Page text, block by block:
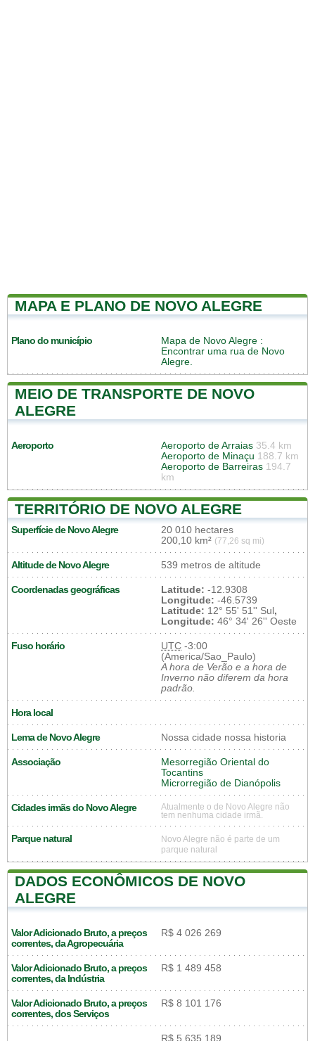
MAPA E PLANO DE NOVO ALEGRE
Plano do município Mapa de Novo Alegre :
Encontrar uma rua de Novo
Alegre.
MEIO DE TRANSPORTE DE NOVO
ALEGRE
Aeroporto Aeroporto de Arraias 35.4 km
Aeroporto de Minaçu 188.7 km
Aeroporto de Barreiras 194.7
km
TERRITÓRIO DE NOVO ALEGRE
Superfície de Novo Alegre
20 010 hectares
200,10 km² (77,26 sq mi)
Altitude de Novo Alegre 539 metros de altitude
Coordenadas geográficas Latitude: -12.9308
Longitude: -46.5739
Latitude: 12° 55' 51'' Sul,
Longitude: 46° 34' 26'' Oeste
Fuso horário UTC -3:00
(America/Sao_Paulo)
A hora de Verão e a hora de
Inverno não diferem da hora
padrão.
Hora local
Lema de Novo Alegre Nossa cidade nossa historia
Associação
Mesorregião Oriental do
Tocantins
Microrregião de Dianópolis
Cidades irmãs do Novo Alegre
Atualmente o de Novo Alegre não
tem nenhuma cidade irmã.
Parque natural
Novo Alegre não é parte de um
parque natural
DADOS ECONÔMICOS DE NOVO
ALEGRE
Valor Adicionado Bruto, a preços
correntes, da Agropecuária
R$ 4 026 269
Valor Adicionado Bruto, a preços
correntes, da Indústria
R$ 1 489 458
Valor Adicionado Bruto, a preços
correntes, dos Serviços
R$ 8 101 176
R$ 5 635 189